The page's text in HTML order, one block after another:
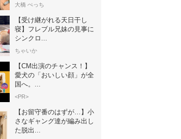
大橋 ぺっち
【受け継がれる天日干し
寝】フレブル兄妹の見事に
シンクロ...
ちゃいか
【CM出演のチャンス！】
愛犬の「おいしい顔」が全
国へ。...
<PR>
【お留守番のはずが…】小
さなギャング達が編み出し
た脱出...